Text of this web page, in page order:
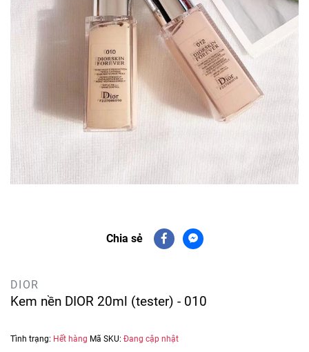
Chia sẻ
DIOR
Kem nền DIOR 20ml (tester) - 010
Tình trạng: Hết hàng Mã SKU: Đang cập nhật